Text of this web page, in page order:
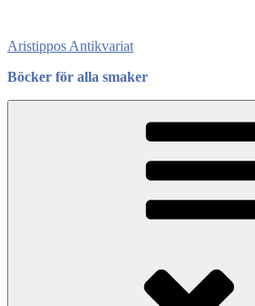
content
Aristippos Antikvariat
Böcker för alla smaker